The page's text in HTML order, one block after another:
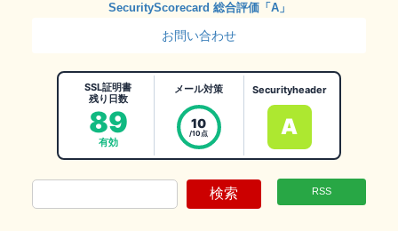
SecurityScorecard 総合評価「A」
お問い合わせ
SSL証明書
残り日数
89
有効
メール対策
10
/10点
Securityheader
A
検索 RSS